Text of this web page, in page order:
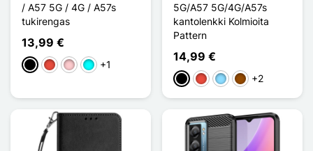
/ A57 5G / 4G / A57s
tukirengas
13,99 €
MustaPunainen
PinkkiCyan+1
5G/A57 5G/4G/A57s
kantolenkki Kolmioita
Pattern
14,99 €
MustaPunainenBleu Clair
Ruskea
+2